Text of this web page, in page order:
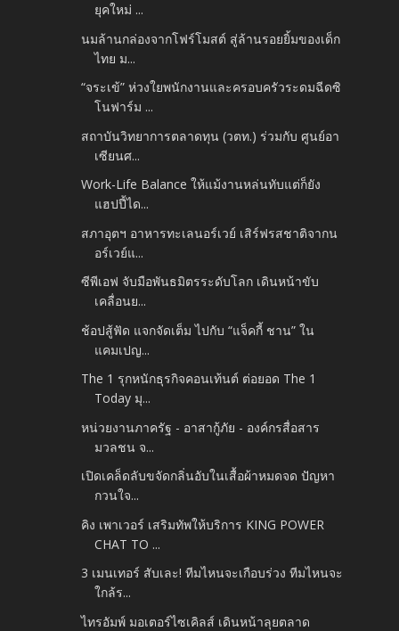
ยุคใหม่ ...
นมล้านกล่องจากโฟร์โมสต์ สู่ล้านรอยยิ้มของเด็ก
ไทย ม...
“จระเข้” ห่วงใยพนักงานและครอบครัวระดมฉีดซิ
โนฟาร์ม ...
สถาบันวิทยาการตลาดทุน (วตท.) ร่วมกับ ศูนย์อา
เซียนศ...
Work-Life Balance ให้แม้งานหล่นทับแต่ก็ยัง
แฮปปี้ได...
สภาอุตฯ อาหารทะเลนอร์เวย์ เสิร์ฟรสชาติจากน
อร์เวย์แ...
ซีพีเอฟ จับมือพันธมิตรระดับโลก เดินหน้าขับ
เคลื่อนย...
ช้อปสู้ฟัด แจกจัดเต็ม ไปกับ “แจ็คกี้ ชาน” ใน
แคมเปญ...
The 1 รุกหนักธุรกิจคอนเท้นต์ ต่อยอด The 1
Today มุ...
หน่วยงานภาครัฐ - อาสากู้ภัย - องค์กรสื่อสาร
มวลชน จ...
เปิดเคล็ดลับขจัดกลิ่นอับในเสื้อผ้าหมดจด ปัญหา
กวนใจ...
คิง เพาเวอร์ เสริมทัพให้บริการ KING POWER
CHAT TO ...
3 เมนเทอร์ สับเละ! ทีมไหนจะเกือบร่วง ทีมไหนจะ
ใกล้ร...
ไทรอัมพ์ มอเตอร์ไซเคิลส์ เดินหน้าลุยตลาด